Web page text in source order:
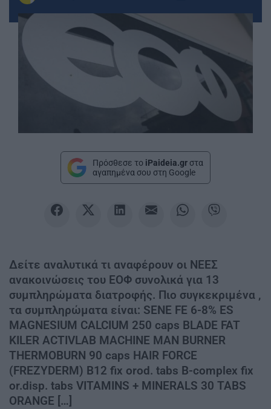
Πρόσθεσε το iPaideia.gr στα
αγαπημένα σου στη Google
Δείτε αναλυτικά τι αναφέρουν οι ΝΕΕΣ
ανακοινώσεις του ΕΟΦ συνολικά για 13
συμπληρώματα διατροφής. Πιο συγκεκριμένα ,
τα συμπληρώματα είναι: SENE FE 6-8% ES
MAGNESIUM CALCIUM 250 caps BLADE FAT
KILER ACTIVLAB MACHINE MAN BURNER
THERMOBURN 90 caps HAIR FORCE
(FREZYDERM) B12 fix orod. tabs B-complex fix
or.disp. tabs VITAMINS + MINERALS 30 TABS
ORANGE […]